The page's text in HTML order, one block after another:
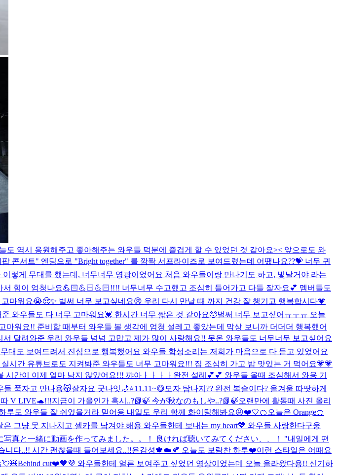
역시 응원해주고 좋아해주는 와우들 덕분에 즐겁게 할 수 있었던 것 같아요>< 앞으로도 와
콘서트" 엔딩으로 "Bright together" 를 깜짝 서프라이즈로 보여드렸는데 어땠나요??💝 너무 귀
이렇게 무대를 했는데, 너무너무 영광이었어요 처음 와우들이랑 만나기도 하고, 빛날거야 라는
힘이 엄청나요💪🏻💪🏻💪🏻!!!! 너무너무 수고했고 조심히 들어가고 다들 잘자요💕 멤버들도
마워요😭🥺✨ 벌써 너무 보고싶네요😢 우리 다시 만날 때 까지 건강 잘 챙기고 행복합시다💗
와우들도 다 너무 고마워요💓 한시간 너무 짧은 것 같아요🥺벌써 너무 보고싶어ㅠㅜㅠ 오늘
마워요!! 준비할 때부터 와우들 볼 생각에 엄청 설레고 좋았는데 막상 보니까 더더더 행복했어
달려와준 우리 와우들 넘넘 고맙고 제가 많이 사랑해요!! 못온 와우들도 너무너무 보고싶어요
대도 보여드려서 진심으로 행복했어요 와우들 함성소리는 저희가 마음으로 다 듣고 있었어요
시간 유튜브로도 지켜봐준 와우들도 너무 고마워요!!! 집 조심히 가고 밥 맛있는 거 먹어요💗💗
시간이 이제 얼마 남지 않았어요!!! 꺄아ㅏㅏㅏㅏ완전 설레💕💕 와우들 올때 조심해서 와용 기
푹자고 만나용😽잘자요 굿나잇🌙⭐️11.11~😋 모자 탐나지?? 완전 복슬이다? 올겨울 따땃하게
V LIVE🐢!!!지금이 가을인가 혹시..?📗🍃 今が秋なのもしや..?📗🍃오랜만에 활동때 사진 올리
도 와우들 잘 쉬었을거라 믿어용 내일도 우리 함께 화이팅해봐요😜❤️🤍🍊오늘은 Orange🍊
그냥 못 지나치고 셀카를 남겨야 해용 와우들한테 보내는 my heart💖 와우들 사랑한다구웅
真と一緒に動画を作ってみました。。！ 良ければ聴いてみてください、、！ "내일에게 편
니다..!! 시간 괜찮을때 들어보세요..!!욘감성🍁☁️🍂 오늘도 보람찬 하루❤️이런 스타일은 어때요
Behind cut❤️💙💜 와우들한테 얼른 보여주고 싶었던 영상이었는데 오늘 올라왔다용!! 신기하